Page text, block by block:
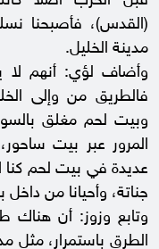
(القدس)، فأصبحنا
مدينة الخليل.
وأضاف لؤي: أنهم لا
فالطريق من وإلى
وبيت لحم مغلق
المرور عبر بيت
عديدة في بيت لحم كنا
جناتة، وأحيانا من
وتابع وزوز: أن هناك
الطرق باستمرار، مثل